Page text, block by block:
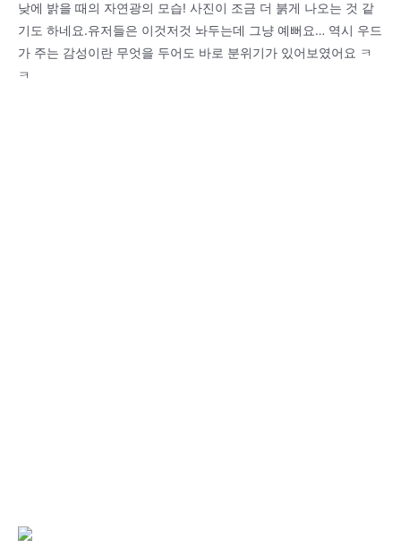
낮에 밝을 때의 자연광의 모습! 사진이 조금 더 붉게 나오는 것 같
기도 하네요.유저들은 이것저것 놔두는데 그냥 예뻐요… 역시 우드
가 주는 감성이란 무엇을 두어도 바로 분위기가 있어보였어요 ㅋ
ㅋ